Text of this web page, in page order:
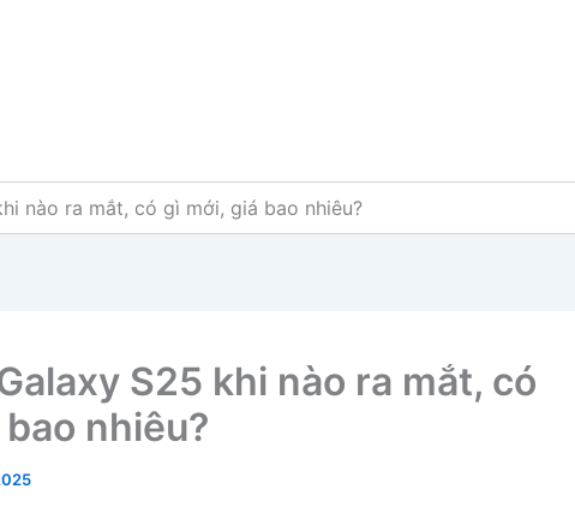
nào ra mắt, có gì mới, giá bao nhiêu?
S25 khi nào ra mắt, có
nhiêu?